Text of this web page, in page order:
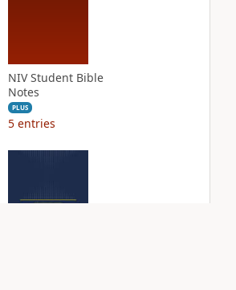
NIV Student Bible
Notes
PLUS
5 entries